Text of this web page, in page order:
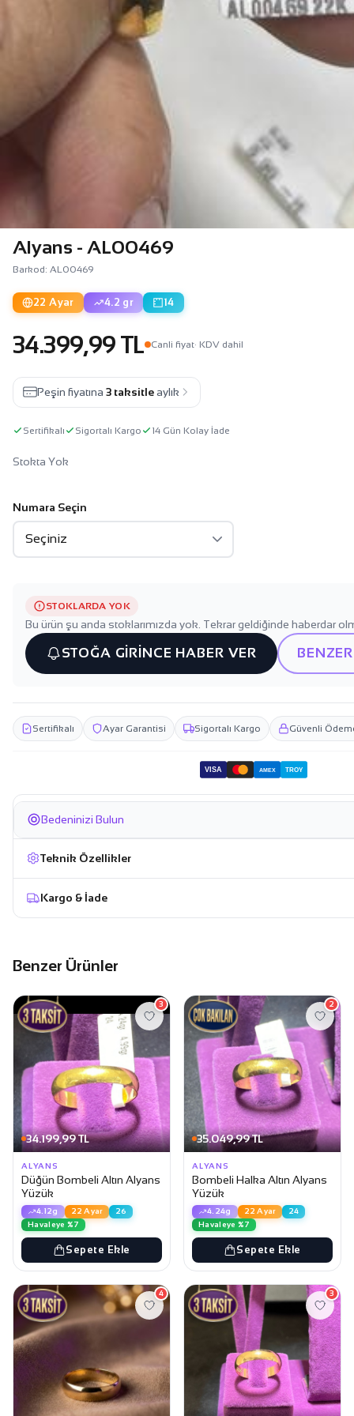
Alyans - AL00469
Barkod: AL00469
22 Ayar 4.2 gr 14
34.399,99 TL Canli fiyat· KDV dahil
Peşin fiyatına 3 taksitle aylık
Sertifikalı Sigortalı Kargo 14 Gün Kolay İade
Stokta Yok
Numara Seçin
STOKLARDA YOK
Bu ürün şu anda stoklarımızda yok. Tekrar geldiğinde haberdar
STOĞA GİRİNCE HABER VER
Sertifikalı Ayar Garantisi Sigortalı Kargo Güvenli
VISA AMEX TROY
Bedeninizi Bulun
Teknik Özellikler
Kargo & İade
Benzer Ürünler
34.199,99 TL
3
ALYANS
Düğün Bombeli Altın Alyans
Yüzük
4.12g 22 Ayar
26
Havaleye %7
Sepete Ekle
35.049,99 TL
2
ALYANS
Bombeli Halka Altın Alyans
Yüzük
4.24g 22 Ayar
24
Havaleye %7
Sepete Ekle
4 3